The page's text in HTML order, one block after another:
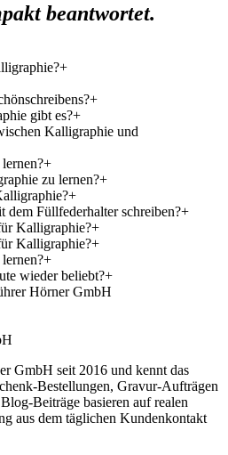
beantwortet.
+
+
gibt es?+
Kalligraphie und
+
zu lernen?+
+
Füllfederhalter schreiben?+
Kalligraphie?+
Kalligraphie?+
+
wieder beliebt?+
GmbH seit 2016 und kennt das
Bestellungen, Gravur-Aufträgen
Beiträge basieren auf realen
aus dem täglichen Kundenkontakt